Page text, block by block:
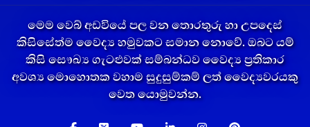
මෙම වෙබ් අඩවියේ පල වන තොරතුරු හා උපදෙස්
කිසිසේත්ම වෛද්‍ය හමුවකට සමාන නොවේ. ඔබට යම්
කිසි සෞඛ්‍ය ගැටළුවක් සම්බන්ධව වෛද්‍ය ප්‍රතිකාර
අවශ්‍ය මොහොතක වහාම සුදුසුම්කම් ලත් වෛද්‍යවරයකු
වෙත යොමුවන්න.